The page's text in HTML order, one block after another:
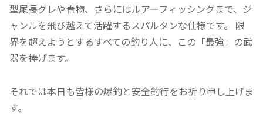
型尾長グレや青物、さらにはルアーフィッシングまで、ジ
ャンルを飛び越えて活躍するスパルタンな仕様です。 限
界を超えようとするすべての釣り人に、この「最強」の武
器を捧げます。
それでは本日も皆様の爆釣と安全釣行をお祈り申し上げま
す。